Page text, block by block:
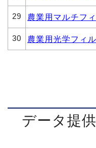
29 農業用マルチフ
30 農業用光学フィ
データ提